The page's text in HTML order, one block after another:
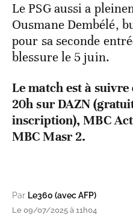
Le PSG aussi a
Ousmane Dembélé,
pour sa seconde
blessure le 5 juin.
Le match est à
20h sur DAZN
inscription), MBC
MBC Masr 2.
Par Le360 (avec AFP)
Le 09/07/2025 à 11h04